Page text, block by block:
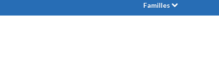
Familles